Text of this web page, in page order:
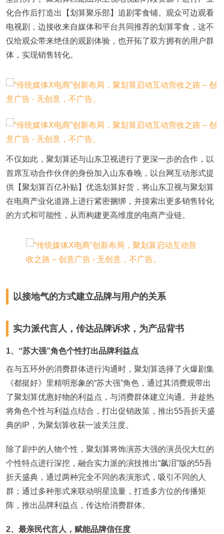
化合作后打造出【划算聚乐部】追剧零食铺。观众可边观看
电视剧，边接收来自媒体和平台共同推荐的划算零食，这不
仅给观众带来绝佳的观剧体验，也开拓了双方拥有的用户群
体，实现销售转化。
不仅如此，聚划算还与山东卫视进行了更深一步的合作，以
首席互动合作伙伴的身份加入山东春晚，以台网互动形式提
供【聚划算百亿补贴】优选划算好货，将山东卫视与聚划算
在电商产业化道路上进行紧密捆绑，并摸索出更多销售转化
的方式和可能性，从而构建更高维度的电商产业链。
以接地气的方式建立品牌与用户的关系
实力派代言人，传达品牌诉求，为产品背书
1、“苏大强”角色个性打出品牌利益点
在与五环外的消费群体进行沟通时，聚划算选择了火爆剧集
《都挺好》里精明形象的“苏大强”角色，通过其消费观带出
了聚划算优惠好物的利益点，与消费群体建立沟通。并趁热
将角色个性与利益点结合，打出促销政策，推出55吾折天盛
典的IP，为聚划算收获一波关注度。
除了剧中的人物个性，聚划算将饰演苏大强的演员倪大红的
个性特点进行深挖，融合实力派的演技推出“飙泪”版的55吾
折天盛典，通过两种完全不同的表演形式，吸引不同的人
群；通过多种形式来联动明星流量，打造多方位的传播矩
阵，推出品牌利益点，传达给消费群体。
2、最亲民代言人，赋能品牌信任度